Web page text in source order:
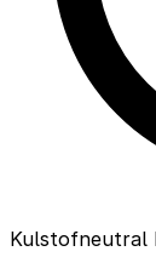
Kulstofneutral